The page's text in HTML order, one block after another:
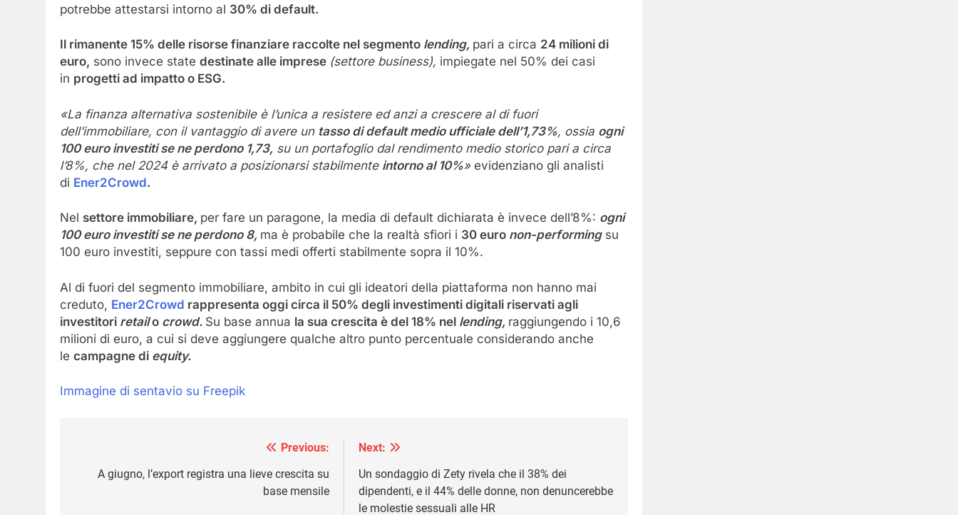
potrebbe attestarsi intorno al 30% di default.
Il rimanente 15% delle risorse finanziare raccolte nel segmento lending, pari a circa 24 milioni di
euro, sono invece state destinate alle imprese (settore business), impiegate nel 50% dei casi
in progetti ad impatto o ESG.
«La finanza alternativa sostenibile è l’unica a resistere ed anzi a crescere al di fuori
dell’immobiliare, con il vantaggio di avere un tasso di default medio ufficiale dell’1,73%, ossia ogni
100 euro investiti se ne perdono 1,73, su un portafoglio dal rendimento medio storico pari a circa
l’8%, che nel 2024 è arrivato a posizionarsi stabilmente intorno al 10%»evidenziano gli analisti
di Ener2Crowd.
Nel settore immobiliare, per fare un paragone, la media di default dichiarata è invece dell’8%: ogni
100 euro investiti se ne perdono 8, ma è probabile che la realtà sfiori i 30 euro non-performingsu
100 euro investiti, seppure con tassi medi offerti stabilmente sopra il 10%.
Al di fuori del segmento immobiliare, ambito in cui gli ideatori della piattaforma non hanno mai
creduto, Ener2Crowd rappresenta oggi circa il 50% degli investimenti digitali riservati agli
investitori retailo crowd. Su base annua la sua crescita è del 18% nel lending, raggiungendo i 10,6
milioni di euro, a cui si deve aggiungere qualche altro punto percentuale considerando anche
le campagne di equity.
Immagine di sentavio su Freepik
articoli
Previous:
A giugno, l’export registra una lieve crescita su
base mensile
Next:
Un sondaggio di Zety rivela che il 38% dei
dipendenti, e il 44% delle donne, non denuncerebbe
le molestie sessuali alle HR